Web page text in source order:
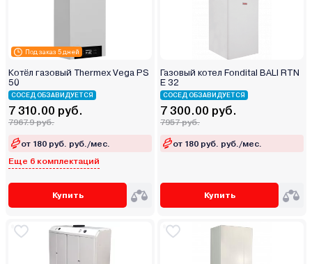
Под заказ 5 дней
Котёл газовый Thermex Vega PS
50
СОСЕД ОБЗАВИДУЕТСЯ
7 310.00 руб.
7967.9 руб.
от 180 руб. руб./мес.
Еще 6 комплектаций
Купить
Газовый котел Fondital BALI RTN
E 32
СОСЕД ОБЗАВИДУЕТСЯ
7 300.00 руб.
7957 руб.
от 180 руб. руб./мес.
Купить